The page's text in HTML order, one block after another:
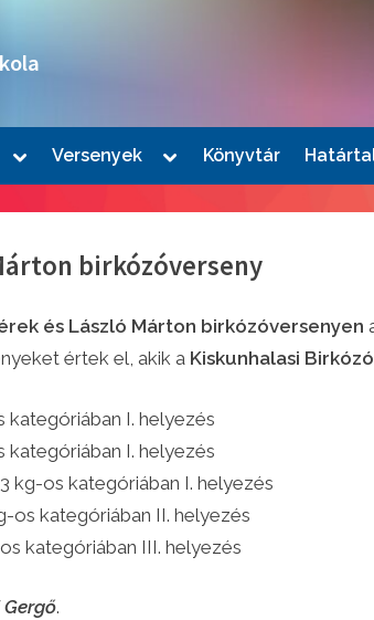
Toggle
menu
Versenyek
Toggle
menu
Könyvtár
birkózóverseny
és László Márton birkózóversenyen
értek el, akik a Kiskunhalasi
I. helyezés
kategóriában I. helyezés
kg-os kategóriában I. helyezés
os kategóriában II. helyezés
kategóriában III. helyezés
Gergő.